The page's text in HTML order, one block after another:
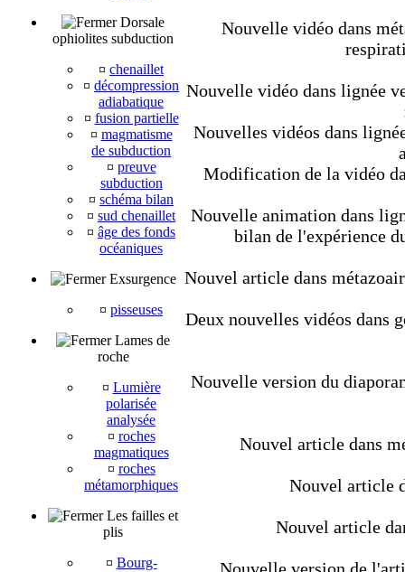
Dorsale
ophiolites subduction
¤ chenaillet
¤ décompression
adiabatique
¤ fusion partielle
¤ magmatisme
de subduction
¤ preuve
subduction
¤ schéma bilan
¤ sud chenaillet
¤ âge des fonds
océaniques
Exsurgence
¤ pisseuses
Lames de
roche
¤ Lumière
polarisée
analysée
¤ roches
magmatiques
¤ roches
métamorphiques
Les failles et
plis
¤ Bourg-
Nouvelle vidéo dans
Nouvelle vidéo dans lignée
Nouvelles vidéos dans
Modification de la vidéo
Nouvelle animation dans
bilan de l'expérience
Nouvel article dans
Deux nouvelles vidéos dans
Nouvelle version du
Nouvel article dans
Nouvel article
Nouvel article